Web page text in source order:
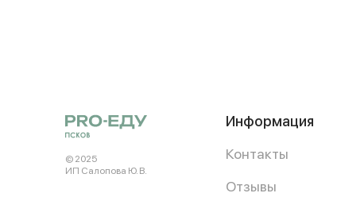
© 2025
ИП Салопова Ю. В.
Информация
Контакты
Отзывы